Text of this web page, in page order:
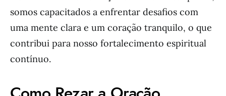
somos capacitados a enfrentar desafios com
uma mente clara e um coração tranquilo, o que
contribui para nosso fortalecimento espiritual
contínuo.